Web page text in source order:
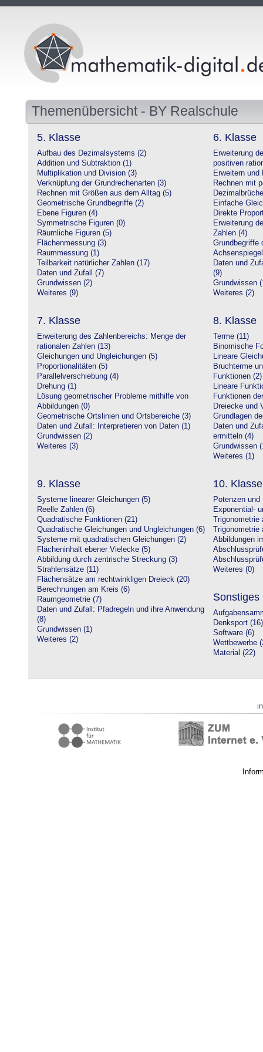
Themenübersicht - BY Realschule
5. Klasse
Aufbau des Dezimalsystems (2)
Addition und Subtraktion (1)
Multiplikation und Division (3)
Verknüpfung der Grundrechenarten (3)
Rechnen mit Größen aus dem Alltag (5)
Geometrische Grundbegriffe (2)
Ebene Figuren (4)
Symmetrische Figuren (0)
Räumliche Figuren (5)
Flächenmessung (3)
Raummessung (1)
Teilbarkeit natürlicher Zahlen (17)
Daten und Zufall (7)
Grundwissen (2)
Weiteres (9)
6. Klasse
Erweiterung
positiven
Erweitern und
Rechnen mit
Einfache
Direkte
Erweiterung
Zahlen (4)
Grundbegriffe
Daten und
(9)
Grundwissen
Weiteres (2)
7. Klasse
Erweiterung des Zahlenbereichs: Menge der
rationalen Zahlen (13)
Gleichungen und Ungleichungen (5)
Proportionalitäten (5)
Parallelverschiebung (4)
Drehung (1)
Lösung geometrischer Probleme mithilfe von
Abbildungen (0)
Geometrische Ortslinien und Ortsbereiche (3)
Daten und Zufall: Interpretieren von Daten (1)
Grundwissen (2)
Weiteres (3)
8. Klasse
Terme (11)
Binomische
Lineare
Bruchterme
Funktionen (2)
Lineare
Funktionen
Dreiecke und
Grundlagen
Daten und
ermitteln (4)
Grundwissen
Weiteres (1)
9. Klasse
Systeme linearer Gleichungen (5)
Reelle Zahlen (6)
Quadratische Funktionen (21)
Quadratische Gleichungen und Ungleichungen (6)
Systeme mit quadratischen Gleichungen (2)
Flächeninhalt ebener Vielecke (5)
Abbildung durch zentrische Streckung (3)
Strahlensätze (11)
Flächensätze am rechtwinkligen Dreieck (20)
Berechnungen am Kreis (6)
Raumgeometrie (7)
Daten und Zufall: Pfadregeln und ihre Anwendung
(8)
Grundwissen (1)
Weiteres (2)
10. Klasse
Potenzen
Exponential-
Abbildungen
Weiteres (0)
Sonstiges
Denksport (16)
Software (6)
Wettbewerbe
Material (22)